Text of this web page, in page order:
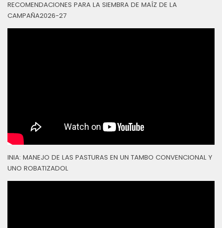
RECOMENDACIONES PARA LA SIEMBRA DE MAÍZ DE LA
CAMPAÑA2026-27
INIA: MANEJO DE LAS PASTURAS EN UN TAMBO CONVENCIONAL Y
UNO ROBATIZADOL